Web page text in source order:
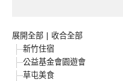
展開全部 | 收合全部
新竹住宿
公益基金會園遊會
草屯美食